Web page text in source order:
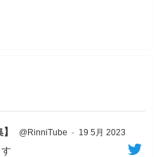
@RinniTube · 19 5月 2023